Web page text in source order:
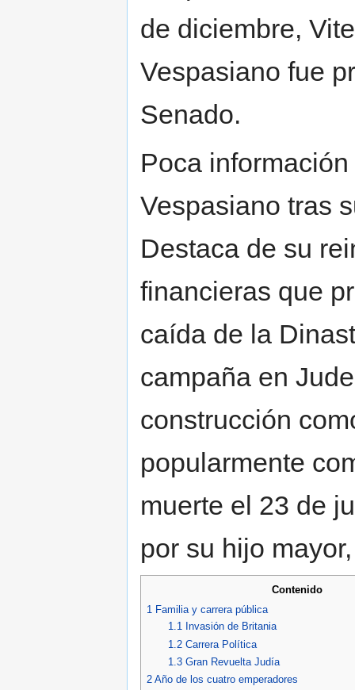
de diciembre,
Vespasiano fue
Senado.
Poca
Vespasiano tras
Destaca de su
financieras que
caída de la
campaña en
construcción
popularmente
muerte el 23 de
por su hijo
Contenido
1 Familia y carrera pública
1.1 Invasión de Britania
1.2 Carrera Política
1.3 Gran Revuelta Judía
2 Año de los cuatro emperadores